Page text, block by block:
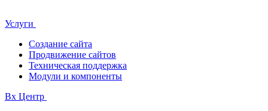
Услуги
Создание сайта
Продвижение сайтов
Техническая поддержка
Модули и компоненты
Bx Центр